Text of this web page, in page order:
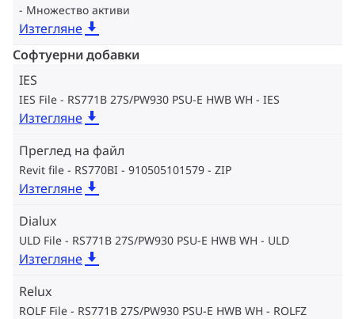
Множество активи
Изтегляне
Софтуерни добавки
IES
IES File - RS771B 27S/PW930 PSU-E HWB WH IES
Изтегляне
Преглед на файл
Revit file - RS770BI - 910505101579 ZIP
Изтегляне
Dialux
ULD File - RS771B 27S/PW930 PSU-E HWB WH ULD
Изтегляне
Relux
ROLF File - RS771B 27S/PW930 PSU-E HWB WH ROLFZ